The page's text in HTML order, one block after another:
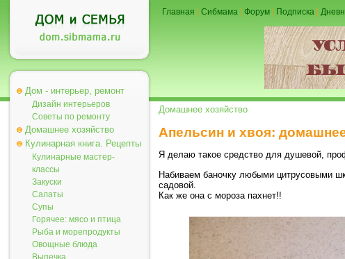
Дом - интерьер, ремонт
Дизайн интерьеров
Советы по ремонту
Домашнее хозяйство
Кулинарная книга. Рецепты
Кулинарные мастер-
классы
Закуски
Салаты
Супы
Горячее: мясо и птица
Рыба и морепродукты
Овощные блюда
Выпечка
Главная Сибмама Форум Подписка
Домашнее хозяйство
Апельсин и хвоя:
Я делаю такое средство для душевой,
Набиваем баночку любыми цитрусовыми
садовой.
Как же она с мороза пахнет!!